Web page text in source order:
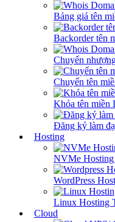
Bảng giá tên
Backorder tên
Chuyển
Chuyển tên
Khóa tên miền
Đăng ký làm
Hosting
NVMe Hosting
WordPress
Linux Hosting
Cloud